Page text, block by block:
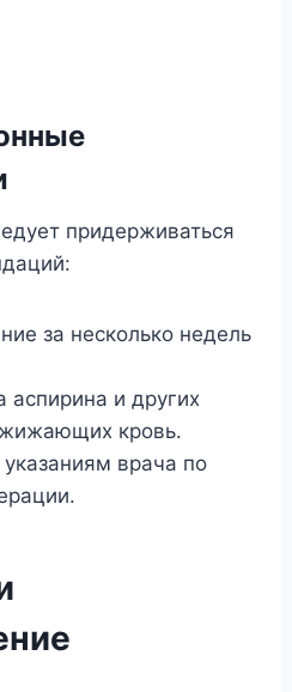
придерживаться
за несколько недель
аспирина и других
кровь.
врача по